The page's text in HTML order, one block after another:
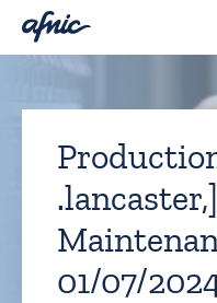
01/07/
Panneau de gestion des